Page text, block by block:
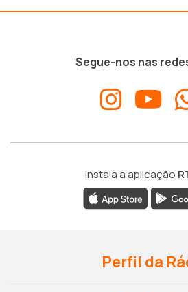
Segue-nos nas
Instala a aplicação
Perfil da